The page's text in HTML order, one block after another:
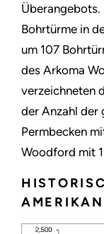
Bohrtürme in
um 107
des Arkoma
verzeichneten
der Anzahl der
Permbecken
Woodford mit